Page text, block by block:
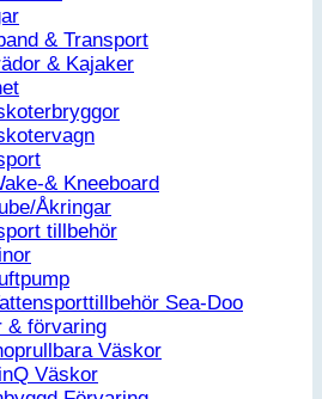
& Transport
& Kajaker
& Kneeboard
Åkringar
tillbehör
Sea-Doo
& förvaring
Väskor
Väskor